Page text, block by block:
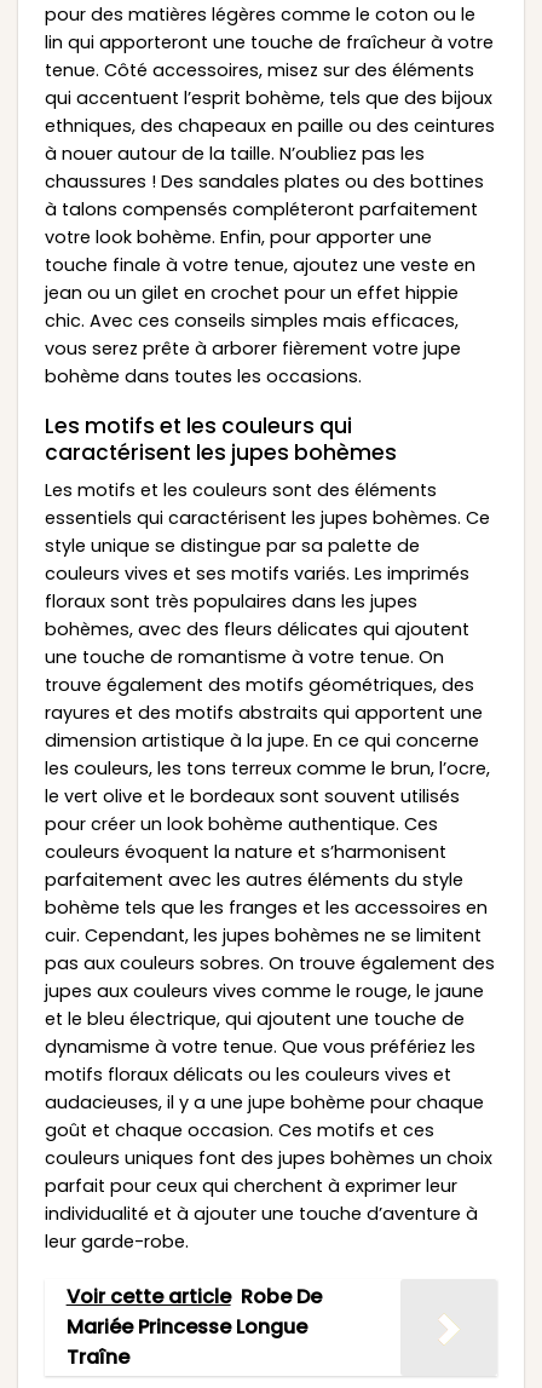
pour des matières légères comme le coton ou le
lin qui apporteront une touche de fraîcheur à votre
tenue. Côté accessoires, misez sur des éléments
qui accentuent l’esprit bohème, tels que des bijoux
ethniques, des chapeaux en paille ou des ceintures
à nouer autour de la taille. N’oubliez pas les
chaussures ! Des sandales plates ou des bottines
à talons compensés compléteront parfaitement
votre look bohème. Enfin, pour apporter une
touche finale à votre tenue, ajoutez une veste en
jean ou un gilet en crochet pour un effet hippie
chic. Avec ces conseils simples mais efficaces,
vous serez prête à arborer fièrement votre jupe
bohème dans toutes les occasions.
Les motifs et les couleurs qui
caractérisent les jupes bohèmes
Les motifs et les couleurs sont des éléments
essentiels qui caractérisent les jupes bohèmes. Ce
style unique se distingue par sa palette de
couleurs vives et ses motifs variés. Les imprimés
floraux sont très populaires dans les jupes
bohèmes, avec des fleurs délicates qui ajoutent
une touche de romantisme à votre tenue. On
trouve également des motifs géométriques, des
rayures et des motifs abstraits qui apportent une
dimension artistique à la jupe. En ce qui concerne
les couleurs, les tons terreux comme le brun, l’ocre,
le vert olive et le bordeaux sont souvent utilisés
pour créer un look bohème authentique. Ces
couleurs évoquent la nature et s’harmonisent
parfaitement avec les autres éléments du style
bohème tels que les franges et les accessoires en
cuir. Cependant, les jupes bohèmes ne se limitent
pas aux couleurs sobres. On trouve également des
jupes aux couleurs vives comme le rouge, le jaune
et le bleu électrique, qui ajoutent une touche de
dynamisme à votre tenue. Que vous préfériez les
motifs floraux délicats ou les couleurs vives et
audacieuses, il y a une jupe bohème pour chaque
goût et chaque occasion. Ces motifs et ces
couleurs uniques font des jupes bohèmes un choix
parfait pour ceux qui cherchent à exprimer leur
individualité et à ajouter une touche d’aventure à
leur garde-robe.
Voir cette article Robe De
Mariée Princesse Longue
Traîne